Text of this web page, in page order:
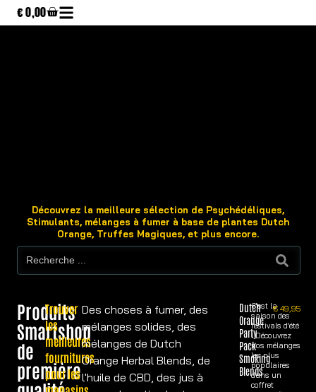
€0,00
Découvrez la meilleure sélection de Psychédéliques,
Stimulants, mélanges à fumer à base de plantes Dutch
Orange, Truffes Magiques, et plus encore.
Produits
Smartshop
de
première
Trouver
les
meilleures
fournitures
pour les
Des choses à fumer, des
mélanges solides, des
mélanges de Dutch
Orange Herbal Blends, de
l'huile de CBD, des jus à
Dutch
Orange
Party
Pack
Smoking
Blends
€ 49,95
C'est la
saison des
festivals d'été
! Découvrez
nos mélanges
les plus
populaires
dans un
coffret